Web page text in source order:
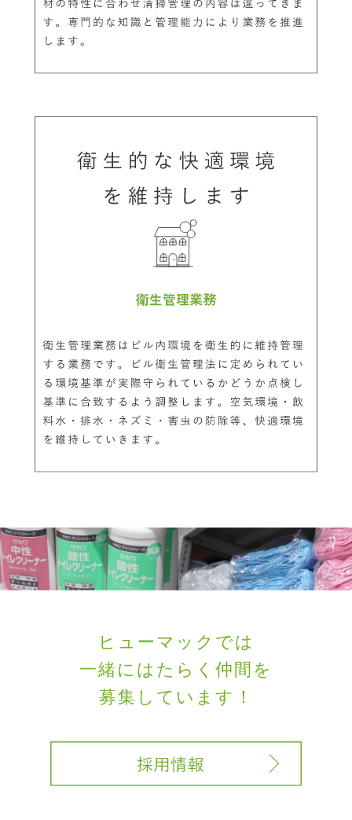
ヒューマックでは
一緒にはたらく 仲間を
募集しています！